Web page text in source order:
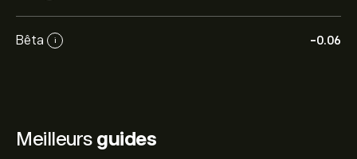
Bêta i -0.06
Meilleurs guides